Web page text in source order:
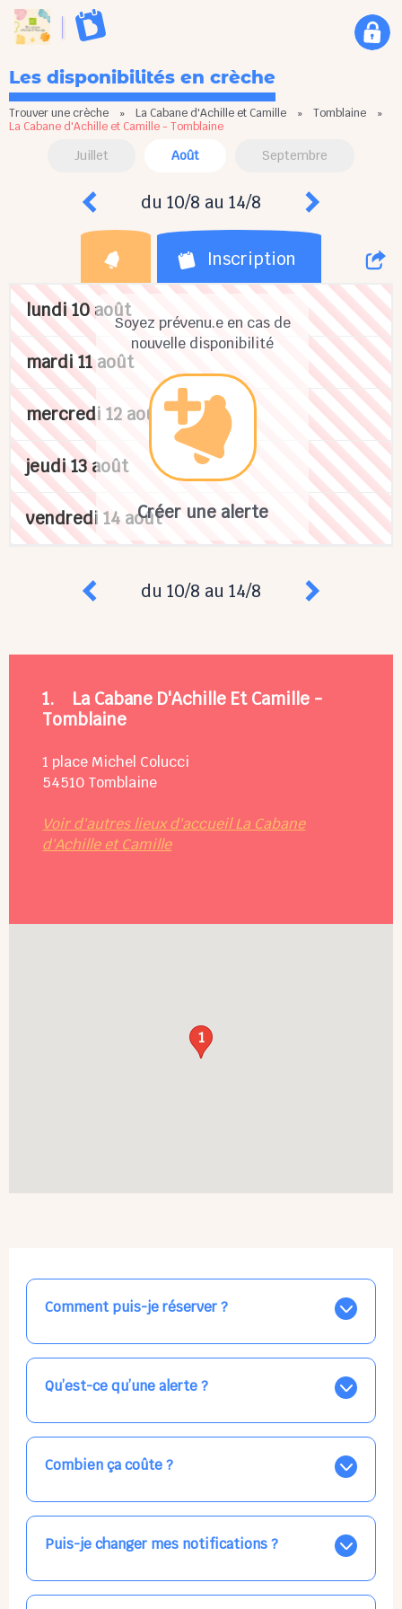
Les disponibilités en crèche
Trouver une crèche » La Cabane d'Achille et Camille » Tomblaine »
La Cabane d'Achille et Camille - Tomblaine
Juillet Août Septembre
du 10/8 au 14/8
Inscription
Soyez prévenu.e en cas de
nouvelle disponibilité
Créer une alerte
lundi 10 août
mardi 11 août
mercredi 12 août
jeudi 13 août
vendredi 14 août
du 10/8 au 14/8
1. La Cabane D'Achille Et Camille -
Tomblaine
1 place Michel Colucci
54510 Tomblaine
Voir d'autres lieux d'accueil La Cabane
d'Achille et Camille
1
Comment puis-je réserver ?
Nos places libres au quotidien sont affichées jour par
jour dans le calendrier ci-dessus, EN BLEU. Tapez sur
celle qui vous intéresse, choisissez vos horaires, et la
confirmation est immédiate ! Vos accueils
Qu’est-ce qu’une alerte ?
Vous avez besoin d'une solution d'accueil pour une
date précise, ou pour un jour régulier dans la semaine,
mais les places disponibles EN BLEU ne correspondent
pas ? Créez une alerte ponctuelle ou récurrente, ainsi
Combien ça coûte ?
Votre accueil est normalement facturé par la direction
de la crèche, en fin de mois, selon votre taux horaire
habituel. N'hésitez pas à confirmer directement avec
l'équipe lors de la prochaine visite !
Puis-je changer mes notifications ?
Dans votre profil (bouton bleu en haut à droite), vous
pouvez choisir de recevoir les alertes et confirmations